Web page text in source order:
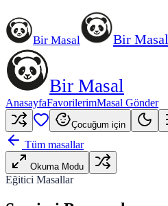
Bir Masal Bir Masal
Bir Masal
AnasayfaFavorilerimMasal Gönder
Çocuğum için
Tüm masallar
Okuma Modu
Eğitici Masallar